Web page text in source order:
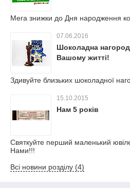
Мега знижки до Дня народження
07.06.2016
Шоколадна
Вашому житті!
Здивуйте близьких шоколадної
15.10.2015
Нам 5 років
Святкуйте перший маленький
Нами!!!
Всі новини розділу (4)